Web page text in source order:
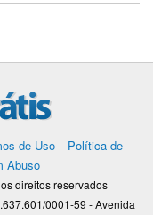
de Uso
Política de
Abuso
direitos reservados
0001-59 - Avenida